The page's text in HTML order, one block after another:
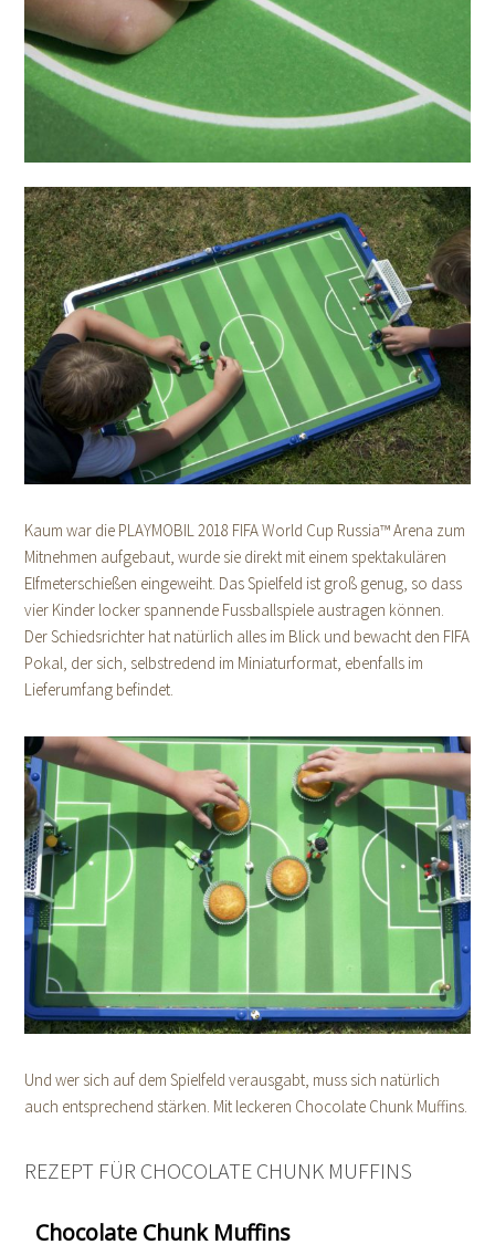
Kaum war die PLAYMOBIL 2018 FIFA World Cup Russia™ Arena zum
Mitnehmen aufgebaut, wurde sie direkt mit einem spektakulären
Elfmeterschießen eingeweiht. Das Spielfeld ist groß genug, so dass
vier Kinder locker spannende Fussballspiele austragen können.
Der Schiedsrichter hat natürlich alles im Blick und bewacht den FIFA
Pokal, der sich, selbstredend im Miniaturformat, ebenfalls im
Lieferumfang befindet.
Und wer sich auf dem Spielfeld verausgabt, muss sich natürlich
auch entsprechend stärken. Mit leckeren Chocolate Chunk Muffins.
REZEPT FÜR CHOCOLATE CHUNK MUFFINS
Chocolate Chunk Muffins